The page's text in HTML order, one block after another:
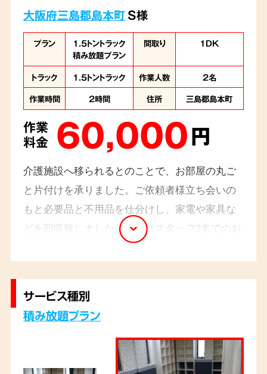
大阪府三島郡島本町S様
プラン
1.5トントラック
積み放題プラン
間取り 1DK
トラック 1.5トントラック 作業人数
2名
作業時間
2時間 住所 三島郡島本町
作業
料金 60,000円
介護施設へ移られるとのことで、お部屋の丸ご
と片付けを承りました。ご依頼者様立ち会いの
もと必要品と不用品を仕分けし、家電や家具な
どを回収致しました。今回はスタッフ2名でのお
伺いで3時間ほどで全ての搬出作業が終わりまし
た。
サービス種別
積み放題プラン